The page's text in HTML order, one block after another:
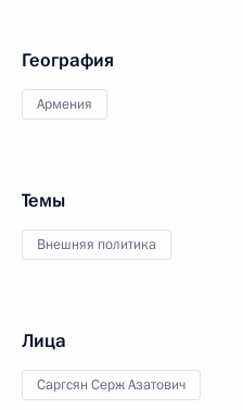
География
Армения
Темы
Внешняя политика
Лица
Саргсян Серж Азатович